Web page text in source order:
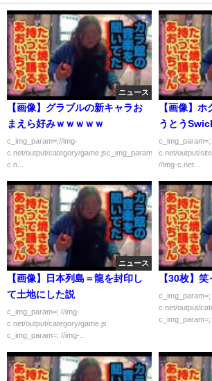
ニュース
【画像】グラブルの新キャラお
まえら好みｗｗｗｗｗ
c_img_param=;//img-
c.net/output/category/game.jsc_img_param=;//img-
c.n...
【画像】
うとう
に拍手喝采
c_img_param=;
c.net/output/
//img-c.net...
ニュース
【画像】日本列島＝龍を封印し
て土地にした説
c_img_param=; //img-
c.net/output/category/game.js
c_img_param=; //img-...
【30枚】
c_img_param=;
c.net/output/
c_img_param=;